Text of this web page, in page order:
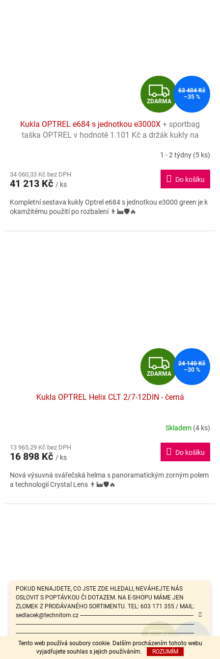
Tento web používá soubory cookie. Dalším procházením tohoto webu
vyjadřujete souhlas s jejich používáním.
ROZUMÍM
POKUD NENAJDETE, CO JSTE ZDE HLEDALI, NEVÁHEJTE NÁS
OSLOVIT S POPTÁVKOU ČI DOTAZEM. NA E-SHOPU MÁME JEN
ZLOMEK Z PRODÁVANÉHO SORTIMENTU. TEL: 603 171 355 / MAIL:
sedlacek@technitom.cz -----------------------------------------------------------------------------
-------------------------------------------------------------------------------------------------------------------------
-------------------------------------------------------------------------------------------------------------------------
-------------------------------------------------------
Z
D
A
R
M
A
ZDARMA
63 404 Kč
–35 %
Kukla OPTREL e684 s jednotkou e3000X + sportbag
taška OPTREL v hodnotě 1.101 Kč a držák kukly na
produktu
je
z
5
1 - 2 týdny (5 ks)
34 060,33 Kč bez DPH
41 213 Kč / ks
Do košíku
Kompletní sestava kukly Optrel e684 s jednotkou e3000 green je k
okamžitému použití po rozbalení 👨‍🏭🛡️🔥
Z
D
A
R
M
A
ZDARMA
24 140 Kč
–30 %
Kukla OPTREL Helix CLT 2/7-12DIN - černá
produktu
je
z
5
Skladem (4 ks)
13 965,29 Kč bez DPH
16 898 Kč / ks
Do košíku
Nová výsuvná svářečská helma s panoramatickým zorným polem
a technologií Crystal Lens 👨‍🏭🛡️🔥
Z
ZDARMA
25 138 Kč
–30 %